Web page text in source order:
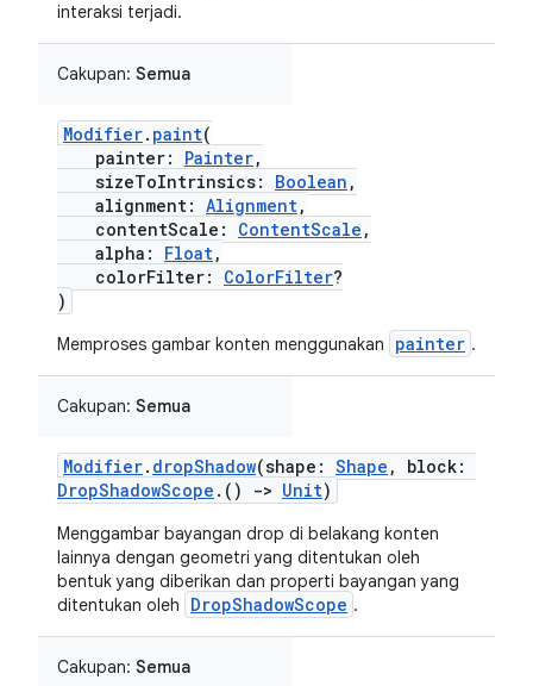
interaksi terjadi.
Cakupan: Semua
Modifier. paint(
painter: Painter,
sizeToIntrinsics: Boolean ,
alignment: Alignment,
contentScale: ContentScale ,
alpha: Float,
colorFilter: ColorFilter?
)
Memproses gambar konten menggunakan painter .
Cakupan: Semua
Modifier. dropShadow(shape: Shape , block:
DropShadowScope .() -> Unit)
Menggambar bayangan drop di belakang konten
lainnya dengan geometri yang ditentukan oleh
bentuk yang diberikan dan properti bayangan yang
ditentukan oleh
DropShadowScope .
Cakupan: Semua